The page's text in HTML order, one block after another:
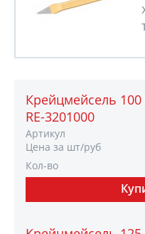
Крейцмейсель 100
RE-3201000
Артикул
Цена за шт/руб
Кол-во